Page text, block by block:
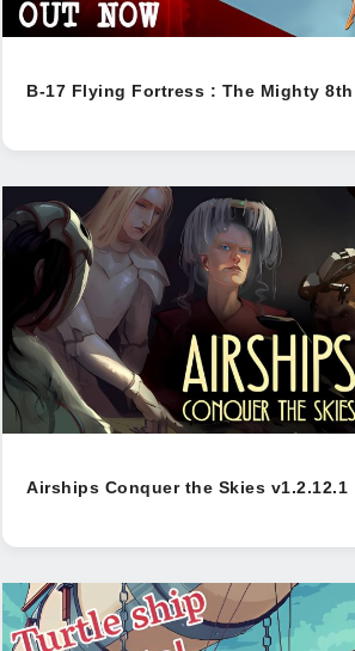
B-17 Flying Fortress : The Mighty 8th
Airships Conquer the Skies v1.2.12.1